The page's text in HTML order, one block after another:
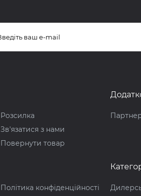
Розсилка
Зв'язатися з нами
Повернути товар
Політика конфіденційності